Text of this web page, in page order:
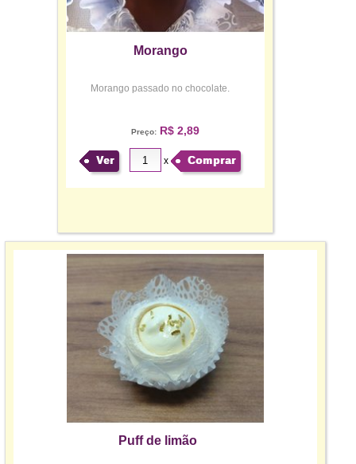
Morango
Morango passado no chocolate.
Preço:R$ 2,89
Ver x Comprar
Puff de limão